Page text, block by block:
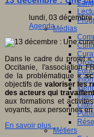
Médias
Métiers
lundi, 03
Agenda
Dans le cadre du projet «
Occitanie, l'association
de la problématique«
objectifs de valoriser les
des acteurs qui
aux formations et
voyants, aux personnes
En savoir plus...